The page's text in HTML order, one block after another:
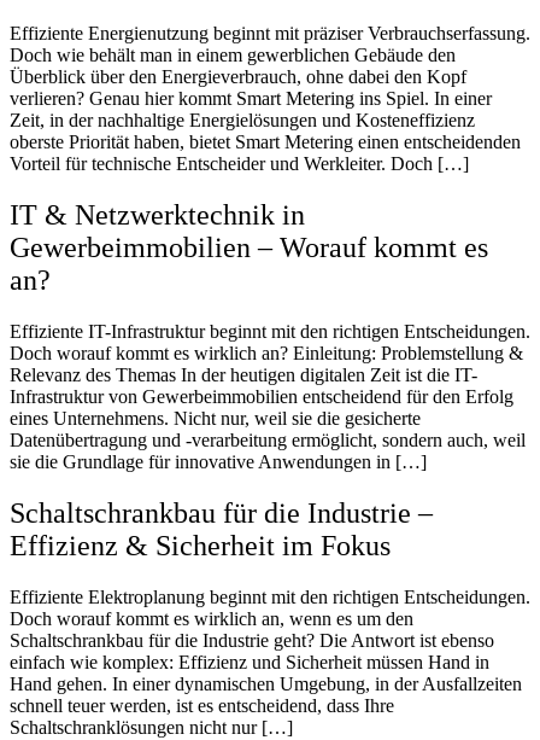
Effiziente Energienutzung beginnt mit präziser Verbrauchserfassung.
Doch wie behält man in einem gewerblichen Gebäude den
Überblick über den Energieverbrauch, ohne dabei den Kopf
verlieren? Genau hier kommt Smart Metering ins Spiel. In einer
Zeit, in der nachhaltige Energielösungen und Kosteneffizienz
oberste Priorität haben, bietet Smart Metering einen entscheidenden
Vorteil für technische Entscheider und Werkleiter. Doch […]
IT & Netzwerktechnik in
Gewerbeimmobilien – Worauf kommt es
an?
Effiziente IT-Infrastruktur beginnt mit den richtigen Entscheidungen.
Doch worauf kommt es wirklich an? Einleitung: Problemstellung &
Relevanz des Themas In der heutigen digitalen Zeit ist die IT-
Infrastruktur von Gewerbeimmobilien entscheidend für den Erfolg
eines Unternehmens. Nicht nur, weil sie die gesicherte
Datenübertragung und -verarbeitung ermöglicht, sondern auch, weil
sie die Grundlage für innovative Anwendungen in […]
Schaltschrankbau für die Industrie –
Effizienz & Sicherheit im Fokus
Effiziente Elektroplanung beginnt mit den richtigen Entscheidungen.
Doch worauf kommt es wirklich an, wenn es um den
Schaltschrankbau für die Industrie geht? Die Antwort ist ebenso
einfach wie komplex: Effizienz und Sicherheit müssen Hand in
Hand gehen. In einer dynamischen Umgebung, in der Ausfallzeiten
schnell teuer werden, ist es entscheidend, dass Ihre
Schaltschranklösungen nicht nur […]